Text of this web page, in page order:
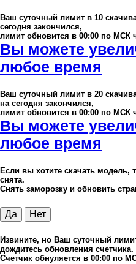
Ваш суточный лимит в 10
сегодня закончился,
лимит обновится в 00:00 по МСК
Вы можете
любое время
Ваш суточный лимит в 20
на сегодня закончился,
лимит обновится в 00:00 по МСК
Вы можете
любое время
Если вы хотите скачать модель,
снята.
Снять заморозку и обновить
Да Нет
Извините, но Ваш суточный
дождитесь обновления счетчика.
Счетчик обнуляется в 00:00 по